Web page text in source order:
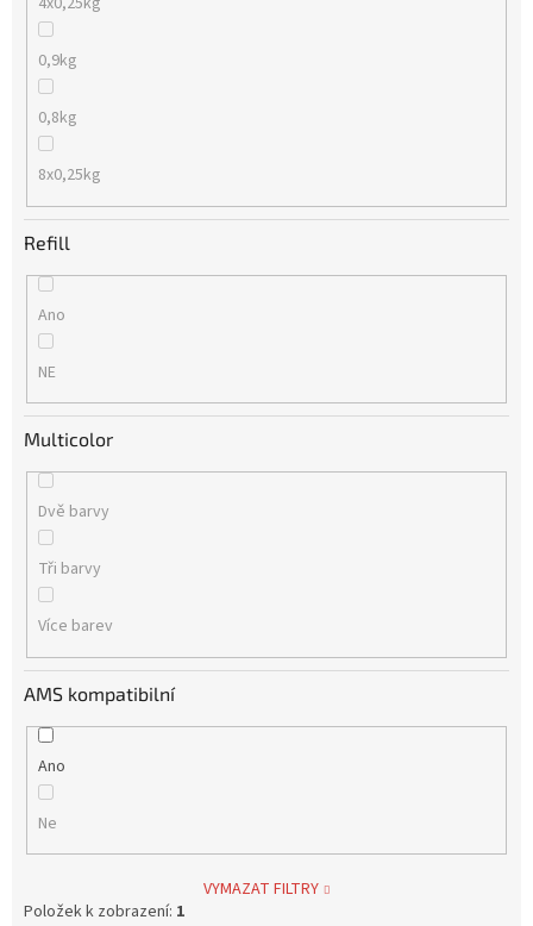
0,9kg
0,8kg
8x0,25kg
Refill
Ano
NE
Multicolor
Dvě barvy
Tři barvy
Více barev
AMS kompatibilní
Ano
Ne
VYMAZAT FILTRY
Položek k zobrazení: 1